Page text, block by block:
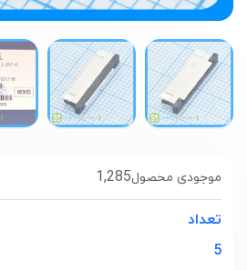
1,285موجودی محصول
تعداد
5